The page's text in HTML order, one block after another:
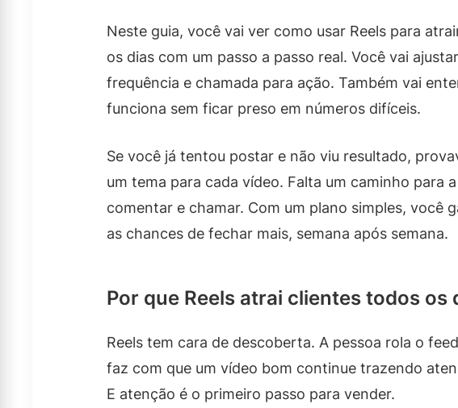
Neste guia, você vai ver como usar Reels para
os dias com um passo a passo real. Você vai
frequência e chamada para ação. Também vai
funciona sem ficar preso em números difíceis.
Se você já tentou postar e não viu resultado,
um tema para cada vídeo. Falta um caminho para
comentar e chamar. Com um plano simples, você
as chances de fechar mais, semana após semana.
Por que Reels atrai clientes todos os
Reels tem cara de descoberta. A pessoa rola o
faz com que um vídeo bom continue trazendo
E atenção é o primeiro passo para vender.